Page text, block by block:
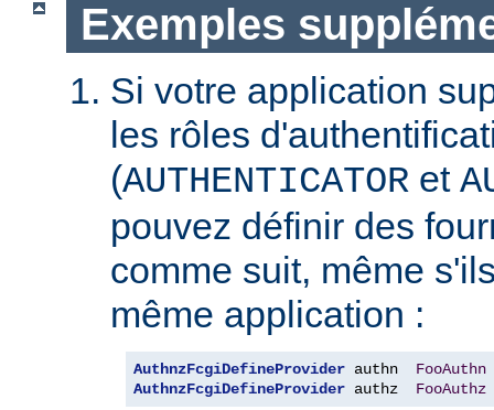
Exemples
Si votre application
les rôles
(AUTHENTICATOR et
pouvez définir des
comme suit, même
même application :
AuthnzFcgiDefineProvider authn FooAuthn
AuthnzFcgiDefineProvider authz FooAuthz